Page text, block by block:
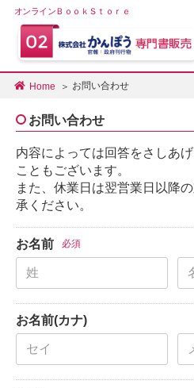
オンラインＢｏｏｋＳｔｏｒｅ
Home お問い合わせ
お問い合わせ
内容によっては回答をさしあ
こともございます。
また、休業日は翌営業日以降
承ください。
お名前 必須
お名前(カナ)